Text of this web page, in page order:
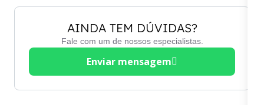
AINDA TEM DÚVIDAS?
Fale com um de nossos especialistas.
Enviar mensagem